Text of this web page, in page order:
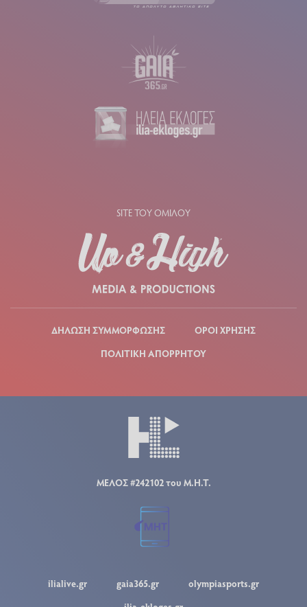
SITE ΤΟΥ ΟΜΙΛΟΥ
ΔΗΛΩΣΗ ΣΥΜΜΟΡΦΩΣΗΣ
ΟΡΟΙ ΧΡΗΣΗΣ
ΠΟΛΙΤΙΚΗ ΑΠΟΡΡΗΤΟΥ
ΜΕΛΟΣ #242102 του Μ.Η.Τ.
ilialive.gr gaia365.gr
olympiasports.gr